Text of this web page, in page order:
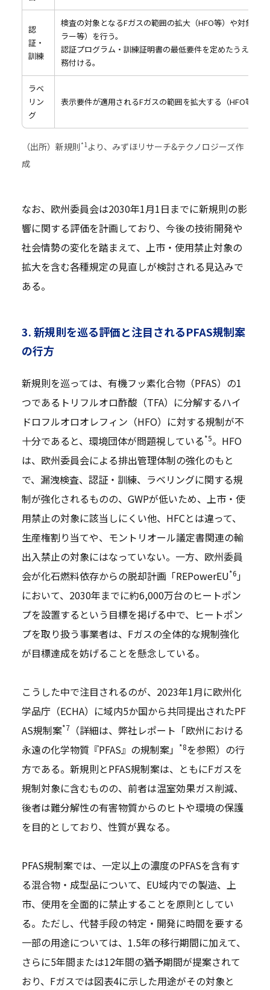
認
証・
訓練
検査の対象となるFガスの範囲の拡大（HFO等）や対象製
ラー等）を行う。
認証プログラム・訓練証明書の最低要件を定めたうえで、
務付ける。
ラベ
リン
グ
表示要件が適用されるFガスの範囲を拡大する（HFO等）。
（出所）新規則*1より、みずほリサーチ&テクノロジーズ作
成
なお、欧州委員会は2030年1月1日までに新規則の影
響に関する評価を計画しており、今後の技術開発や
社会情勢の変化を踏まえて、上市・使用禁止対象の
拡大を含む各種規定の見直しが検討される見込みで
ある。
3. 新規則を巡る評価と注目されるPFAS規制案
の行方
新規則を巡っては、有機フッ素化合物（PFAS）の1
つであるトリフルオロ酢酸（TFA）に分解するハイ
ドロフルオロオレフィン（HFO）に対する規制が不
十分であると、環境団体が問題視している*5。HFO
は、欧州委員会による排出管理体制の強化のもと
で、漏洩検査、認証・訓練、ラベリングに関する規
制が強化されるものの、GWPが低いため、上市・使
用禁止の対象に該当しにくい他、HFCとは違って、
生産権割り当てや、モントリオール議定書関連の輸
出入禁止の対象にはなっていない。一方、欧州委員
会が化石燃料依存からの脱却計画「REPowerEU*6 」
において、2030年までに約6,000万台のヒートポン
プを設置するという目標を掲げる中で、ヒートポン
プを取り扱う事業者は、Fガスの全体的な規制強化
が目標達成を妨げることを懸念している。
こうした中で注目されるのが、2023年1月に欧州化
学品庁（ECHA）に域内5か国から共同提出されたPF
AS規制案*7（詳細は、弊社レポート「欧州における
永遠の化学物質『PFAS』の規制案」
*8を参照）の行
方である。新規則とPFAS規制案は、ともにFガスを
規制対象に含むものの、前者は温室効果ガス削減、
後者は難分解性の有害物質からのヒトや環境の保護
を目的としており、性質が異なる。
PFAS規制案では、一定以上の濃度のPFASを含有す
る混合物・成型品について、EU域内での製造、上
市、使用を全面的に禁止することを原則としてい
る。ただし、代替手段の特定・開発に時間を要する
一部の用途については、1.5年の移行期間に加えて、
さらに5年間または12年間の猶予期間が提案されて
おり、Fガスでは図表4に示した用途がその対象と